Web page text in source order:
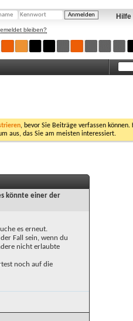
Hilfe
bleiben?
, bevor Sie Beiträge verfassen können.
aus, das Sie am meisten interessiert.
könnte einer der
es erneut.
Fall sein, wenn du
nicht erlaubte
noch auf die